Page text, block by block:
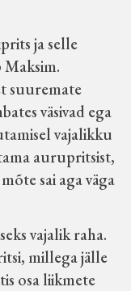
ja selle
Maksim.
suuremate
väsivad ega
vajalikku
aurupritsist,
sai aga väga
vajalik raha.
millega jälle
osa liikmete